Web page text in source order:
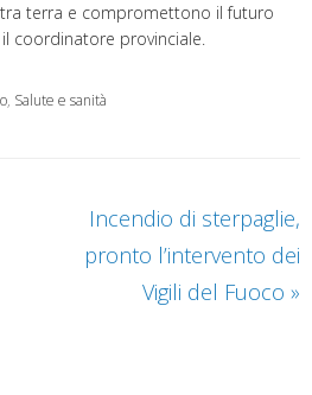
terra e compromettono il futuro
coordinatore provinciale.
, Salute e sanità
Incendio di sterpaglie,
pronto l’intervento dei
Vigili del Fuoco »